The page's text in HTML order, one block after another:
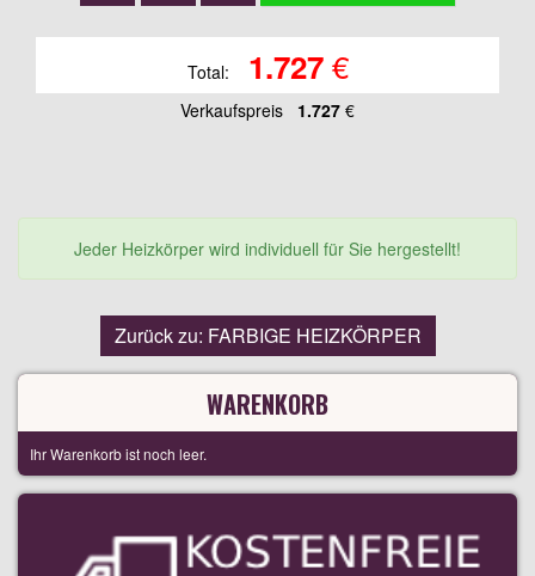
Total: 1.727€
Verkaufspreis 1.727 €
Jeder Heizkörper wird individuell für Sie hergestellt!
Zurück zu: FARBIGE HEIZKÖRPER
WARENKORB
Ihr Warenkorb ist noch leer.